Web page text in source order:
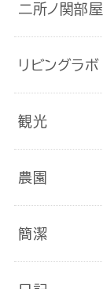
二所ノ関部屋
リビングラボ
観光
農園
簡潔